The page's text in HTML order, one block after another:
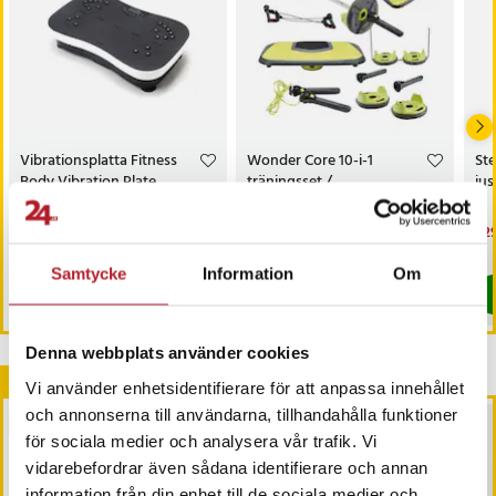
Samtycke Information Om
Denna webbplats använder cookies
Vi använder enhetsidentifierare för att anpassa innehållet
och annonserna till användarna, tillhandahålla funktioner
för sociala medier och analysera vår trafik. Vi
vidarebefordrar även sådana identifierare och annan
Artikelnummer 91639
Vibrationsplatta Fitness
Body Vibration Plate
Pris:
1 199 kr
Wonder Core 10-i-1
träningsset /
träningsutrustning /
Andra köpte också
BÄSTSÄLJARE BÄSTSÄLJARE